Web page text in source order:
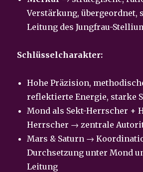
Verstärkung, übergeordnet,
Leitung des Jungfrau-
Schlüsselcharakter:
Hohe Präzision,
reflektierte Energie, starke
Mond als Sekt-Herrscher +
Herrscher → zentrale
Mars & Saturn →
Durchsetzung unter Mond
Leitung